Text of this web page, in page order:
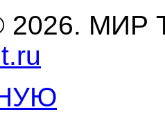
2026. МИР